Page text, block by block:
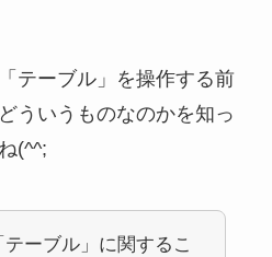
テーブル」を操作する前
ういうものなのかを知っ
(^^;
ーブル」に関するこ